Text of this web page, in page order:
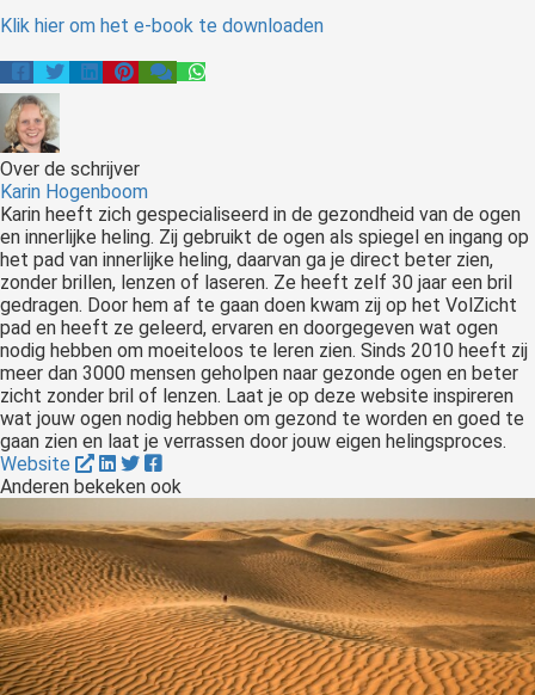
Klik hier om het e-book te downloaden
Over de schrijver
Karin Hogenboom
Karin heeft zich gespecialiseerd in de gezondheid van de ogen
en innerlijke heling. Zij gebruikt de ogen als spiegel en ingang op
het pad van innerlijke heling, daarvan ga je direct beter zien,
zonder brillen, lenzen of laseren. Ze heeft zelf 30 jaar een bril
gedragen. Door hem af te gaan doen kwam zij op het VolZicht
pad en heeft ze geleerd, ervaren en doorgegeven wat ogen
nodig hebben om moeiteloos te leren zien. Sinds 2010 heeft zij
meer dan 3000 mensen geholpen naar gezonde ogen en beter
zicht zonder bril of lenzen. Laat je op deze website inspireren
wat jouw ogen nodig hebben om gezond te worden en goed te
gaan zien en laat je verrassen door jouw eigen helingsproces.
Website
Anderen bekeken ook